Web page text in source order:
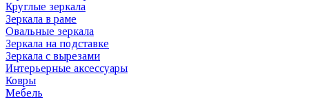
Круглые зеркала
Зеркала в раме
Овальные зеркала
Зеркала на подставке
Зеркала с вырезами
Интерьерные аксессуары
Ковры
Мебель